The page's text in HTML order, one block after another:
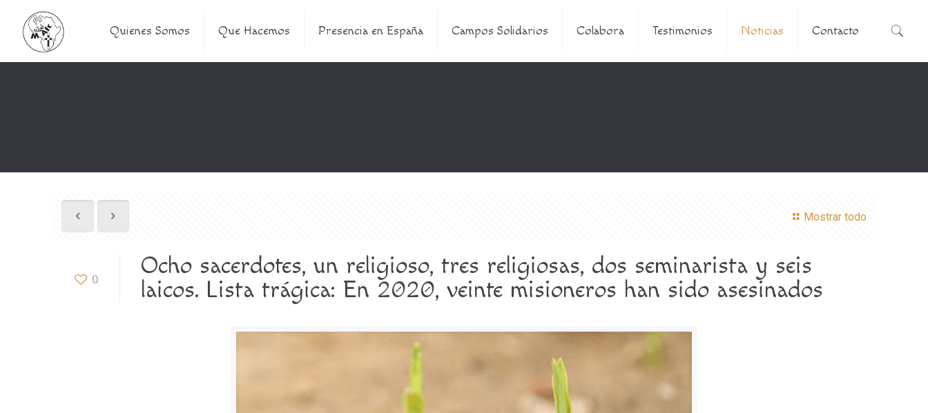
Quienes Somos Que Hacemos Presencia en España Campos Solidarios Colabora Testimonios Noticias Contacto
Mostrar todo
0
Ocho sacerdotes, un religioso, tres religiosas, dos seminarista y seis
laicos. Lista trágica: En 2020, veinte misioneros han sido asesinados